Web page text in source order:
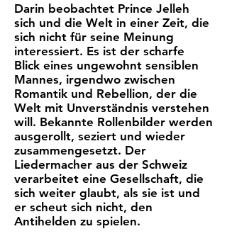
Darin beobachtet Prince Jelleh
sich und die Welt in einer Zeit, die
sich nicht für seine Meinung
interessiert. Es ist der scharfe
Blick eines ungewohnt sensiblen
Mannes, irgendwo zwischen
Romantik und Rebellion, der die
Welt mit Unverständnis verstehen
will. Bekannte Rollenbilder werden
ausgerollt, seziert und wieder
zusammengesetzt. Der
Liedermacher aus der Schweiz
verarbeitet eine Gesellschaft, die
sich weiter glaubt, als sie ist und
er scheut sich nicht, den
Antihelden zu spielen.